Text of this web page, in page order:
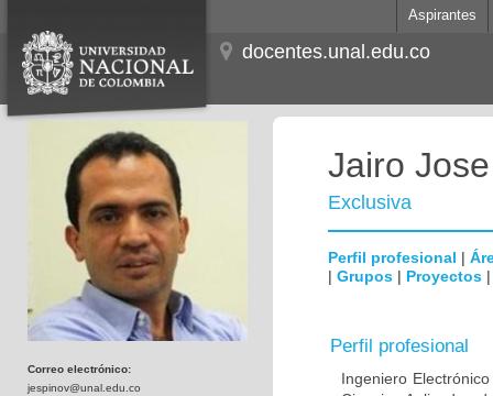
Aspirantes
docentes.unal.edu.co
Correo electrónico:
jespinov@unal.edu.co
Jairo
Exclusiva
Perfil profesional |
| Grupos | Proyectos
Perfil profesional
Ingeniero